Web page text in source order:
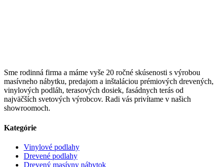
Sme rodinná firma a máme vyše 20 ročné skúsenosti s výrobou
masívneho nábytku, predajom a inštaláciou prémiových drevených,
vinylových podláh, terasových dosiek, fasádnych terás od
najväčších svetových výrobcov. Radi vás privítame v našich
showroomoch.
Kategórie
Vinylové podlahy
Drevené podlahy
Drevený masívny nábytok